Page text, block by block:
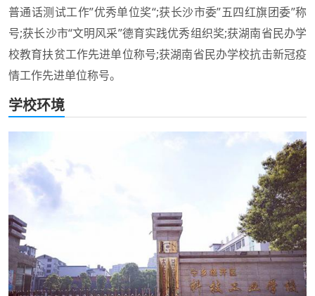
普通话测试工作”优秀单位奖“;获长沙市委”五四红旗团委”称
号;获长沙市“文明风采”德育实践优秀组织奖;获湖南省民办学
校教育扶贫工作先进单位称号;获湖南省民办学校抗击新冠疫
情工作先进单位称号。
学校环境